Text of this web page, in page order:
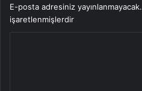
E-posta adresiniz yayınlanmayacak.
işaretlenmişlerdir